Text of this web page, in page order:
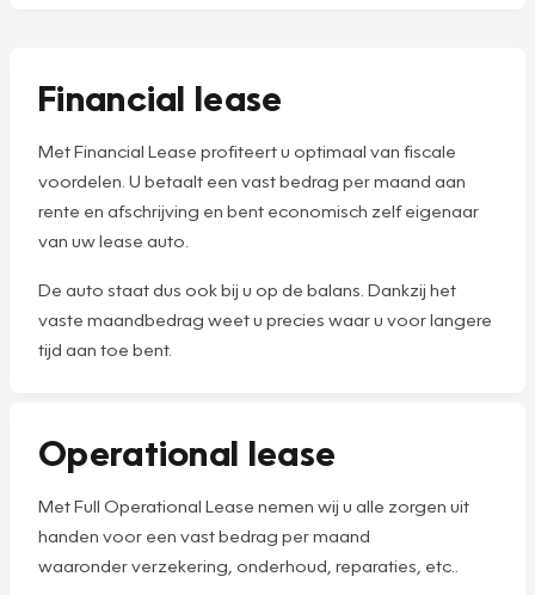
Financial lease
Met Financial Lease profiteert u optimaal van fiscale
voordelen. U betaalt een vast bedrag per maand aan
rente en afschrijving en bent economisch zelf eigenaar
van uw lease auto.
De auto staat dus ook bij u op de balans. Dankzij het
vaste maandbedrag weet u precies waar u voor langere
tijd aan toe bent.
Operational lease
Met Full Operational Lease nemen wij u alle zorgen uit
handen voor een vast bedrag per maand
waaronder verzekering, onderhoud, reparaties, etc..